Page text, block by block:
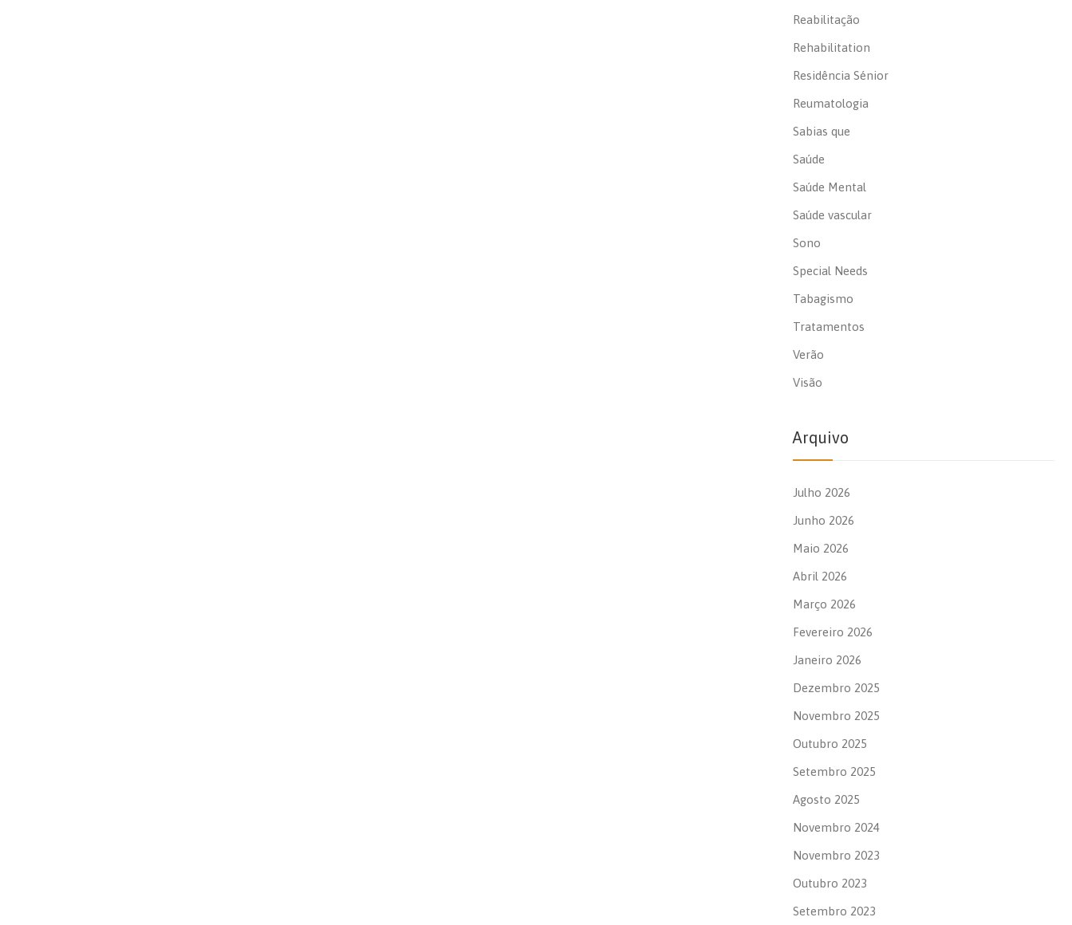
Reabilitação
Rehabilitation
Residência Sénior
Reumatologia
Sabias que
Saúde
Saúde Mental
Saúde vascular
Sono
Special Needs
Tabagismo
Tratamentos
Verão
Visão
Arquivo
Julho 2026
Junho 2026
Maio 2026
Abril 2026
Março 2026
Fevereiro 2026
Janeiro 2026
Dezembro 2025
Novembro 2025
Outubro 2025
Setembro 2025
Agosto 2025
Novembro 2024
Novembro 2023
Outubro 2023
Setembro 2023